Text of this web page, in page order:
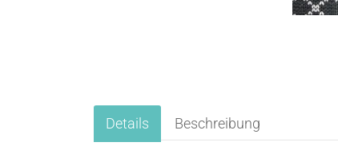
Details Beschreibung